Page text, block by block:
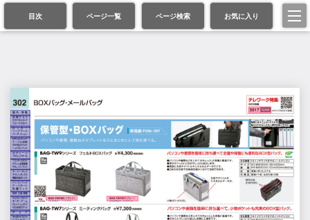
目次 ページ一覧 ページ検索 お気に入り